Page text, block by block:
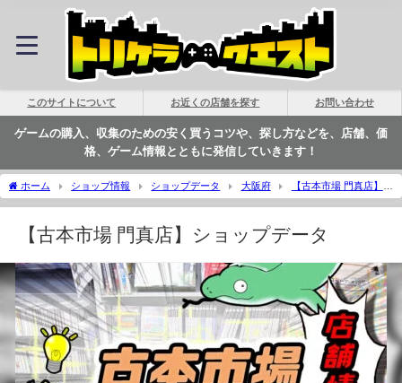
このサイトについて お近くの店舗を探す お問い合わせ
ゲームの購入、収集のための安く買うコツや、探し方などを、店舗、価
格、ゲーム情報とともに発信していきます！
ホーム ショップ情報 ショップデータ 大阪府
【古本市場 門真店】シ
ョップデータ | トリケラクエスト
【古本市場 門真店】ショップデータ